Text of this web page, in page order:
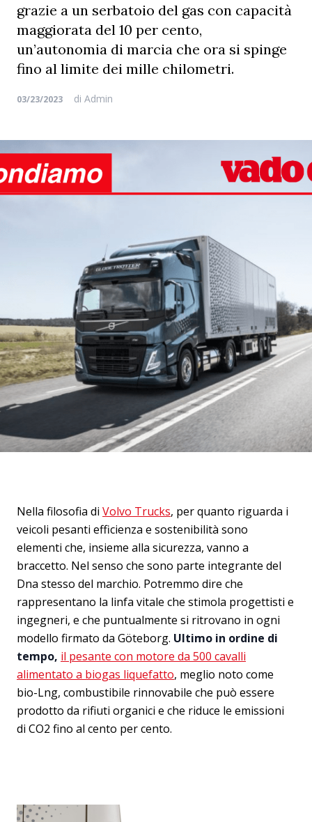
grazie a un serbatoio del gas con capacità
maggiorata del 10 per cento,
un’autonomia di marcia che ora si spinge
fino al limite dei mille chilometri.
03/23/2023 di Admin
Nella filosofia di Volvo Trucks, per quanto riguarda i
veicoli pesanti efficienza e sostenibilità sono
elementi che, insieme alla sicurezza, vanno a
braccetto. Nel senso che sono parte integrante del
Dna stesso del marchio. Potremmo dire che
rappresentano la linfa vitale che stimola progettisti e
ingegneri, e che puntualmente si ritrovano in ogni
modello firmato da Göteborg. Ultimo in ordine di
tempo, il pesante con motore da 500 cavalli
alimentato a biogas liquefatto, meglio noto come
bio-Lng, combustibile rinnovabile che può essere
prodotto da rifiuti organici e che riduce le emissioni
di CO2 fino al cento per cento.